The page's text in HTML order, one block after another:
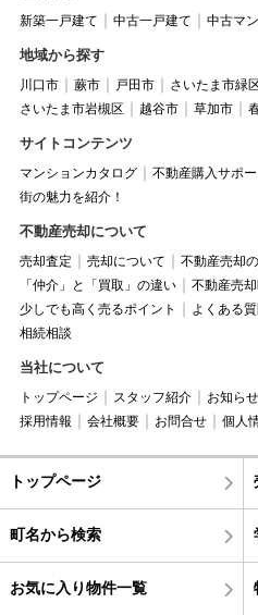
新築一戸建て 中古一戸建て 中古マ
地域から探す
川口市 蕨市 戸田市 さいたま市緑
さいたま市岩槻区
越谷市 草加市
サイトコンテンツ
マンションカタログ 不動産購入サポー
街の魅力を紹介！
不動産売却について
売却査定 売却について
不動産売却
「仲介」と「買取」の違い
不動産売
少しでも高く売るポイント
よくある
相続相談
当社について
トップページ スタッフ紹介 お知ら
採用情報
会社概要 お問合せ 個人
トップページ
町名から検索
お気に入り物件一覧